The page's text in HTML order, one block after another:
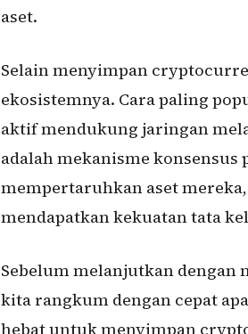
aset.
Selain menyimpan
ekosistemnya. Cara paling
aktif mendukung jaringan
adalah mekanisme konsensus
mempertaruhkan aset
mendapatkan kekuatan tata
Sebelum melanjutkan
kita rangkum dengan cepat
hebat untuk menyimpan